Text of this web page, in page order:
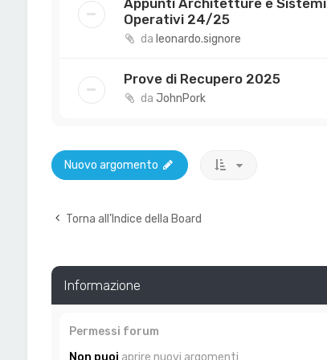
Appunti Architetture e Sistemi
Operativi 24/25
da leonardo.signore
Prove di Recupero 2025
da JohnPork
Nuovo argomento
Torna all’Indice della Board
Informazione
Permessi forum
Non puoi aprire nuovi argomenti